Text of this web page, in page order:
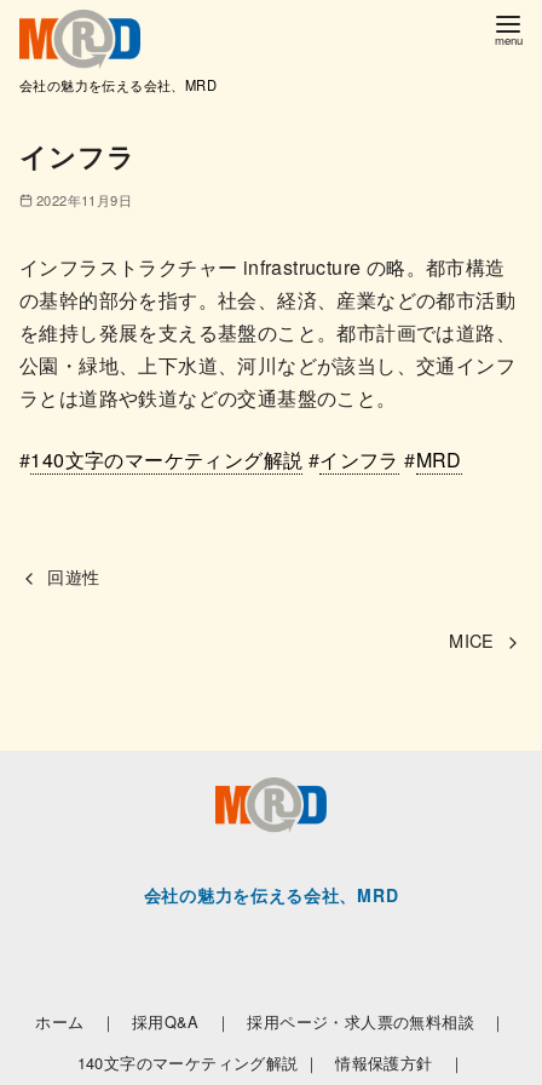
会社の魅力を伝える会社、MRD
インフラ
2022年11月9日
インフラストラクチャー infrastructure の略。都市構造
の基幹的部分を指す。社会、経済、産業などの都市活動
を維持し発展を支える基盤のこと。都市計画では道路、
公園・緑地、上下水道、河川などが該当し、交通インフ
ラとは道路や鉄道などの交通基盤のこと。
#140文字のマーケティング解説 #インフラ #MRD
回遊性
MICE
会社の魅力を伝える会社、MRD
ホーム ｜ 採用Q&A ｜
採用ページ・求人票の無料相談 ｜
140文字のマーケティング解説 ｜
情報保護方針 ｜